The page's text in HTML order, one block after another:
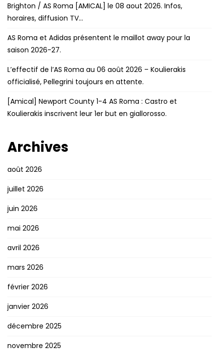
Brighton / AS Roma [AMICAL] le 08 aout 2026. Infos,
horaires, diffusion TV…
AS Roma et Adidas présentent le maillot away pour la
saison 2026-27.
L’effectif de l’AS Roma au 06 août 2026 – Koulierakis
officialisé, Pellegrini toujours en attente.
[Amical] Newport County 1-4 AS Roma : Castro et
Koulierakis inscrivent leur 1er but en giallorosso.
Archives
août 2026
juillet 2026
juin 2026
mai 2026
avril 2026
mars 2026
février 2026
janvier 2026
décembre 2025
novembre 2025